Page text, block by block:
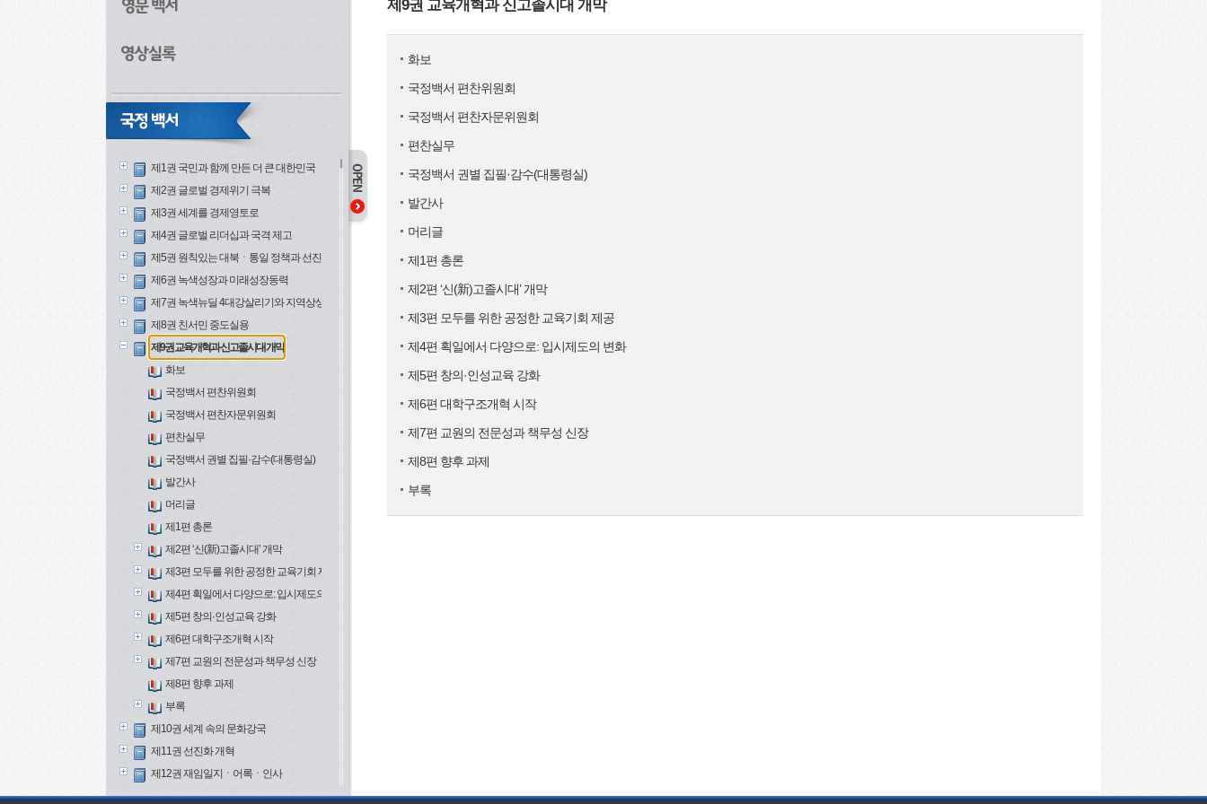
제1권 국민과 함께 만든 더 큰 대한민국
제2권 글로벌 경제위기 극복
제3권 세계를 경제영토로
제4권 글로벌 리더십과 국격 제고
제5권 원칙있는 대북ㆍ통일 정책과 선진안보
제6권 녹색성장과 미래성장동력
제7권 녹색뉴딜 4대강살리기와 지역상생
제8권 친서민 중도실용
제9권 교육개혁과 신고졸시대 개막
화보
국정백서 편찬위원회
국정백서 편찬자문위원회
편찬실무
국정백서 권별 집필·감수(대통령실)
발간사
머리글
제1편 총론
제2편 ‘신(新)고졸시대’ 개막
제3편 모두를 위한 공정한 교육기회 제공
제4편 획일에서 다양으로: 입시제도의 변화
제5편 창의·인성교육 강화
제6편 대학구조개혁 시작
제7편 교원의 전문성과 책무성 신장
제8편 향후 과제
부록
제10권 세계 속의 문화강국
제11권 선진화 개혁
제12권 재임일지ㆍ어록ㆍ인사
제9권 교육개혁과 신고졸시대 개막
화보
국정백서 편찬위원회
국정백서 편찬자문위원회
편찬실무
국정백서 권별 집필·감수(대통령실)
발간사
머리글
제1편 총론
제2편 ‘신(新)고졸시대’ 개막
제3편 모두를 위한 공정한 교육기회 제공
제4편 획일에서 다양으로: 입시제도의 변화
제5편 창의·인성교육 강화
제6편 대학구조개혁 시작
제7편 교원의 전문성과 책무성 신장
제8편 향후 과제
부록